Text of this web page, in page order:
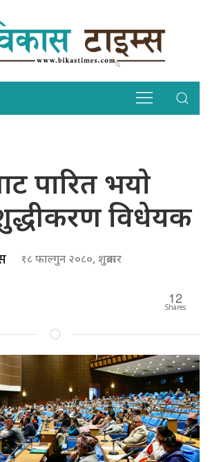
पारित भयाे
विधेयक
१८ फाल्गुन २०८०, शुक्रबार
12
Shares